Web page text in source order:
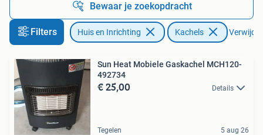
Bewaar je zoekopdracht
Filters Huis en Inrichting Kachels
Sun Heat Mobiele Gaskachel MCH120-
492734
€ 25,00 Details
Tegelen 5 aug 26